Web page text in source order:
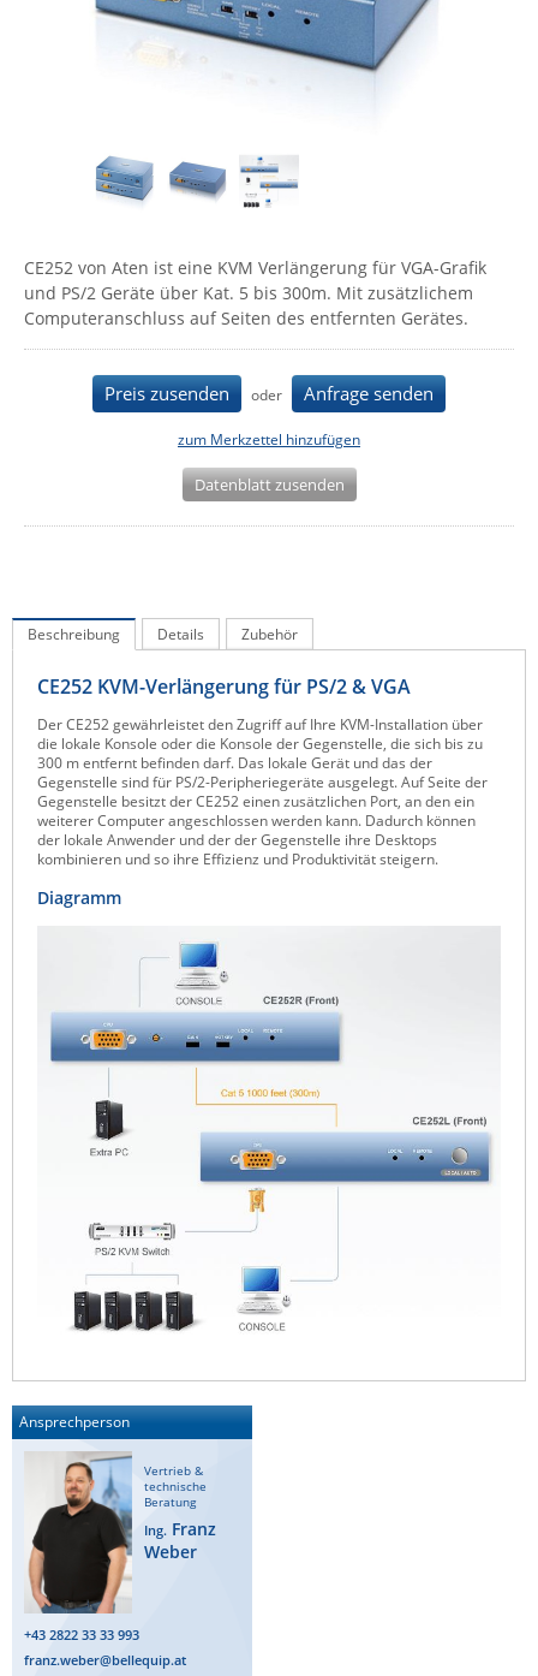
Energiemessung
Energieverteilung
IP, WLAN & GSM Sensorik
IoT - Internet of Things
IPC, Industrielle Netzwerktechnik & WLAN
Wi-Fi - WLAN - Wireless
Serverräume
RMA / Rücksendung / Support
Comet System
Enginko - mcf88
Fokus Technologies
Gefen
Guntermann & Drunck
Icron
Kerlink
Kramer Electronics
KVM TEC
Legrand
LigoWave
Milesight
Netio
Panorama Antennas
Power Kingdom
Poynting
Riello UPS
SIRIO Antenne
Sunbird
Tactical Software
TEKTELIC
Teltonika
Unwired Networks
Vision
WATTECO
Westermo
Yuasa
ZPE Systems
CE252 von Aten ist eine KVM Verlängerung für VGA-Grafik
und PS/2 Geräte über Kat. 5 bis 300m. Mit zusätzlichem
Computeranschluss auf Seiten des entfernten Gerätes.
Preis zusenden oder Anfrage senden
zum Merkzettel hinzufügen
Datenblatt zusenden
Beschreibung Details Zubehör
CE252 KVM-Verlängerung für PS/2 & VGA
Der CE252 gewährleistet den Zugriff auf Ihre KVM-Installation über
die lokale Konsole oder die Konsole der Gegenstelle, die sich bis zu
300 m entfernt befinden darf. Das lokale Gerät und das der
Gegenstelle sind für PS/2-Peripheriegeräte ausgelegt. Auf Seite der
Gegenstelle besitzt der CE252 einen zusätzlichen Port, an den ein
weiterer Computer angeschlossen werden kann. Dadurch können
der lokale Anwender und der der Gegenstelle ihre Desktops
kombinieren und so ihre Effizienz und Produktivität steigern.
Diagramm
Ansprechperson
Vertrieb &
technische
Beratung
Ing. Franz
Weber
+43 2822 33 33 993
franz.weber@bellequip.at